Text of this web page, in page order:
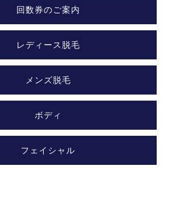
回数券のご案内
レディース脱毛
メンズ脱毛
ボディ
フェイシャル